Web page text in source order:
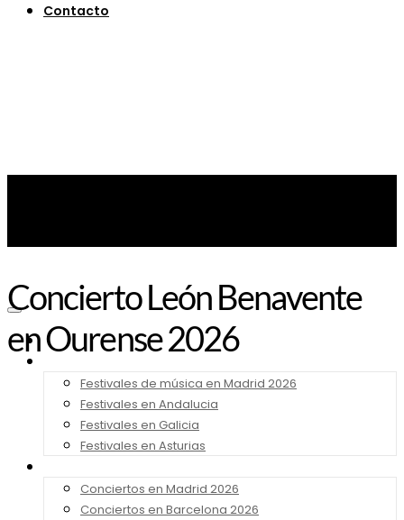
Contacto
Noticias
Festivales de música en Madrid 2026
Festivales en Andalucia
Festivales en Galicia
Festivales en Asturias
Conciertos en Madrid 2026
Conciertos en Barcelona 2026
Concierto León Benavente
en Ourense 2026